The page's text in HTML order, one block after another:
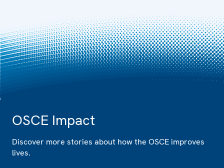
OSCE Impact
Discover more stories about how the OSCE improves
lives.